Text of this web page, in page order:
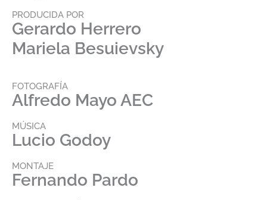
PRODUCIDA POR
Gerardo Herrero
Mariela Besuievsky
FOTOGRAFÍA
Alfredo Mayo AEC
MÚSICA
Lucio Godoy
MONTAJE
Fernando Pardo